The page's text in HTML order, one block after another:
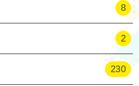
8
2
230